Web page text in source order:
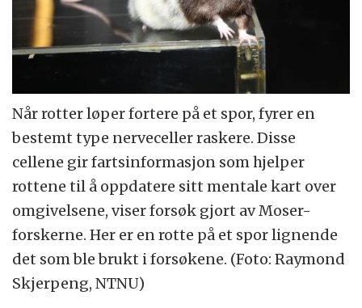
Når rotter løper fortere på et spor, fyrer en
bestemt type nerveceller raskere. Disse
cellene gir fartsinformasjon som hjelper
rottene til å oppdatere sitt mentale kart over
omgivelsene, viser forsøk gjort av Moser-
forskerne. Her er en rotte på et spor lignende
det som ble brukt i forsøkene. (Foto: Raymond
Skjerpeng, NTNU)